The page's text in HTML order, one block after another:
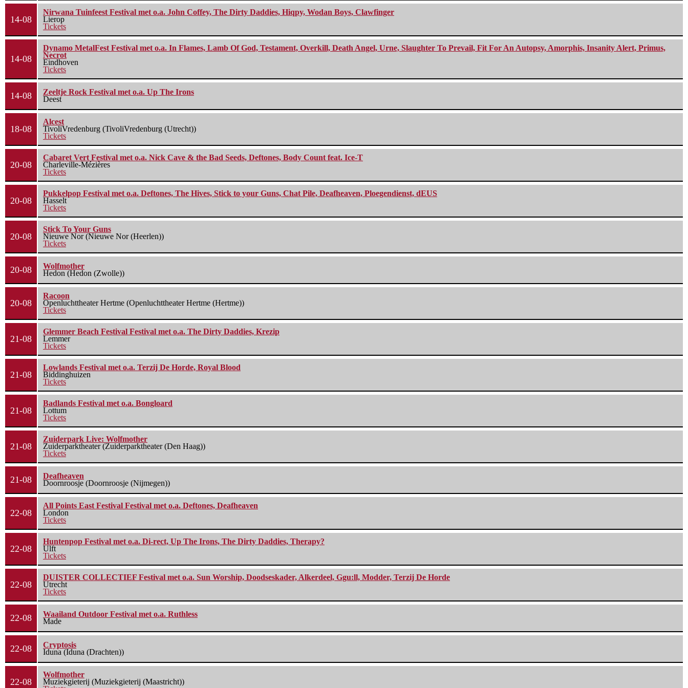
14-08
Nirwana Tuinfeest Festival met o.a. John Coffey, The Dirty Daddies, Hiqpy, Wodan Boys, Clawfinger
Lierop
Tickets
14-08
Dynamo MetalFest Festival met o.a. In Flames, Lamb Of God, Testament, Overkill, Death Angel, Urne, Slaughter To Prevail, Fit For An Autopsy, Amorphis, Insanity Alert, Primus,
Necrot
Eindhoven
Tickets
14-08
Zeeltje Rock Festival met o.a. Up The Irons
Deest
18-08
Alcest
TivoliVredenburg (TivoliVredenburg (Utrecht))
Tickets
20-08
Cabaret Vert Festival met o.a. Nick Cave & the Bad Seeds, Deftones, Body Count feat. Ice-T
Charleville-Mézières
Tickets
20-08
Pukkelpop Festival met o.a. Deftones, The Hives, Stick to your Guns, Chat Pile, Deafheaven, Ploegendienst, dEUS
Hasselt
Tickets
20-08
Stick To Your Guns
Nieuwe Nor (Nieuwe Nor (Heerlen))
Tickets
20-08
Wolfmother
Hedon (Hedon (Zwolle))
20-08
Racoon
Openluchttheater Hertme (Openluchttheater Hertme (Hertme))
Tickets
21-08
Glemmer Beach Festival Festival met o.a. The Dirty Daddies, Krezip
Lemmer
Tickets
21-08
Lowlands Festival met o.a. Terzij De Horde, Royal Blood
Biddinghuizen
Tickets
21-08
Badlands Festival met o.a. Bongloard
Lottum
Tickets
21-08
Zuiderpark Live: Wolfmother
Zuiderparktheater (Zuiderparktheater (Den Haag))
Tickets
21-08
Deafheaven
Doornroosje (Doornroosje (Nijmegen))
22-08
All Points East Festival Festival met o.a. Deftones, Deafheaven
London
Tickets
22-08
Huntenpop Festival met o.a. Di-rect, Up The Irons, The Dirty Daddies, Therapy?
Ulft
Tickets
22-08
DUISTER COLLECTIEF Festival met o.a. Sun Worship, Doodseskader, Alkerdeel, Ggu:ll, Modder, Terzij De Horde
Utrecht
Tickets
22-08
Waailand Outdoor Festival met o.a. Ruthless
Made
22-08
Cryptosis
Iduna (Iduna (Drachten))
22-08
Wolfmother
Muziekgieterij (Muziekgieterij (Maastricht))